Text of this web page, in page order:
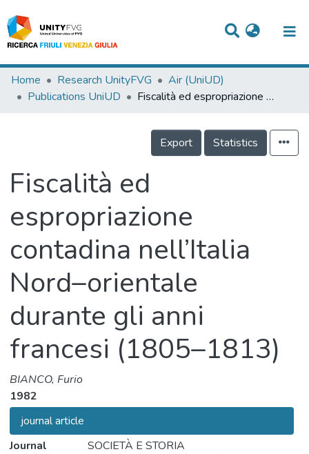
Titles
Events
Projects
People
Skills
Home Research UnityFVG
Air (UniUD)
Publications UniUD
Fiscalità ed espropriazione contadina nell’Italia Nord–orientale durante gli anni francesi (1805–1813)
Export Statistics
Fiscalità ed
espropriazione
contadina nell’Italia
Nord–orientale
durante gli anni
francesi (1805–1813)
BIANCO, Furio
1982
journal article
Journal
SOCIETÀ E STORIA